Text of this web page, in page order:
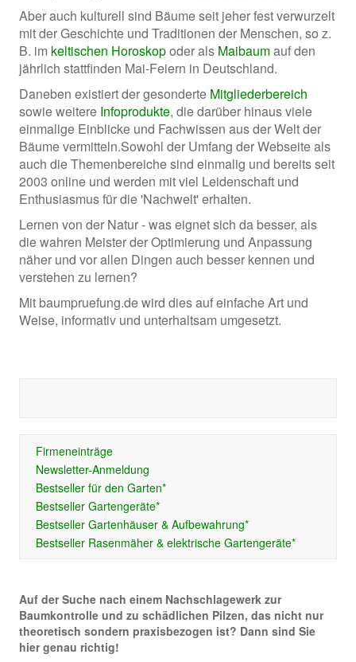
Aber auch kulturell sind Bäume seit jeher fest verwurzelt
mit der Geschichte und Traditionen der Menschen, so z.
B. im keltischen Horoskopoder als Maibaumauf den
jährlich stattfinden Mai-Feiern in Deutschland.
Daneben existiert der gesonderte Mitgliederbereich
sowie weitere Infoprodukte, die darüber hinaus viele
einmalige Einblicke und Fachwissen aus der Welt der
Bäume vermitteln.Sowohl der Umfang der Webseite als
auch die Themenbereiche sind einmalig und bereits seit
2003 online und werden mit viel Leidenschaft und
Enthusiasmus für die 'Nachwelt' erhalten.
Lernen von der Natur - was eignet sich da besser, als
die wahren Meister der Optimierung und Anpassung
näher und vor allen Dingen auch besser kennen und
verstehen zu lernen?
Mit baumpruefung.de wird dies auf einfache Art und
Weise, informativ und unterhaltsam umgesetzt.
Firmeneinträge
Newsletter-Anmeldung
Bestseller für den Garten*
Bestseller Gartengeräte*
Bestseller Gartenhäuser & Aufbewahrung*
Bestseller Rasenmäher & elektrische Gartengeräte*
Auf der Suche nach einem Nachschlagewerk zur
Baumkontrolle und zu schädlichen Pilzen, das nicht nur
theoretisch sondern praxisbezogen ist? Dann sind Sie
hier genau richtig!